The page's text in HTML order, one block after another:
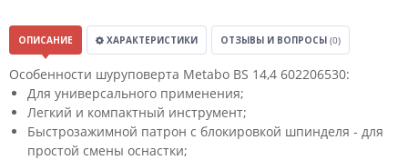
ОПИСАНИЕ ХАРАКТЕРИСТИКИ ОТЗЫВЫ И ВОПРОСЫ (0)
Особенности шуруповерта Metabo BS 14,4 602206530:
Для универсального применения;
Легкий и компактный инструмент;
Быстрозажимной патрон с блокировкой шпинделя - для
простой смены оснастки;